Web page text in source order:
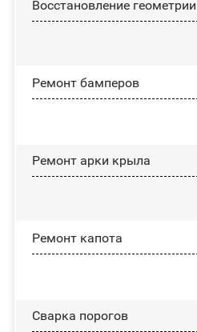
Восстановление
Ремонт бамперов
Ремонт арки крыла
Ремонт капота
Сварка порогов